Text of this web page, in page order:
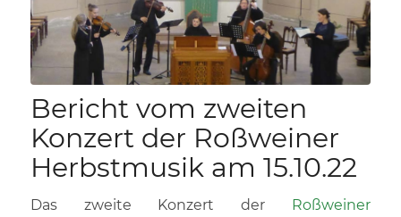
Bericht vom zweiten
Konzert der Roßweiner
Herbstmusik am 15.10.22
Das zweite Konzert der
Roßweiner